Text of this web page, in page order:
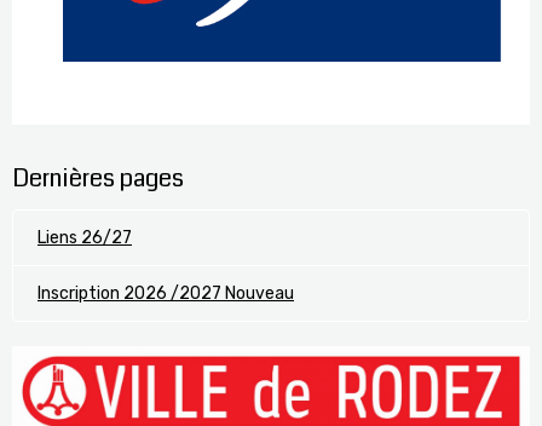
Dernières pages
Liens 26/27
Inscription 2026 /2027 Nouveau